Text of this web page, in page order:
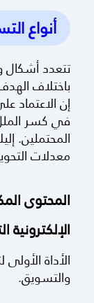
أنواع
تتعدد أشكال
باختلاف
إن الاعتماد
في كسر
المحتملين.
معدلات
المحتوى
الإلكترونية
الأداة
والتسويق.